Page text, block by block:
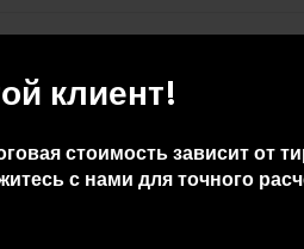
клиент!
стоимость зависит от
с нами для точного